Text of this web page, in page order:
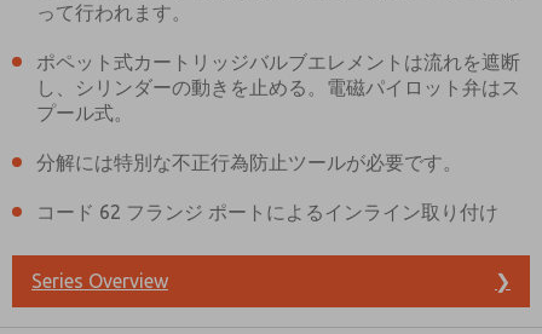
って行われます。
ポペット式カートリッジバルブエレメントは流れを遮断
し、シリンダーの動きを止める。電磁パイロット弁はス
プール式。
分解には特別な不正行為防止ツールが必要です。
コード 62 フランジ ポートによるインライン取り付け
Series Overview ❯